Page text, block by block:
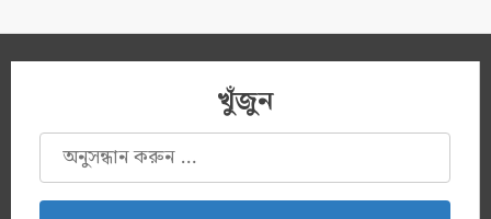
খুঁজুন
অনুসন্ধানঃ